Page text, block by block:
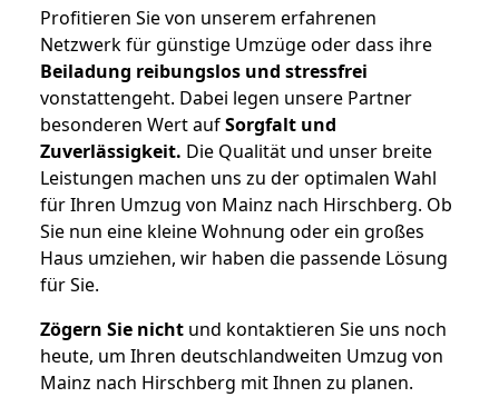
Profitieren Sie von unserem erfahrenen
Netzwerk für günstige Umzüge oder dass ihre
Beiladung reibungslos und stressfrei
vonstattengeht. Dabei legen unsere Partner
besonderen Wert aufSorgfalt und
Zuverlässigkeit. Die Qualität und unser breite
Leistungen machen uns zu der optimalen Wahl
für Ihren Umzug von Mainz nach Hirschberg. Ob
Sie nun eine kleine Wohnung oder ein großes
Haus umziehen, wir haben die passende Lösung
für Sie.
Zögern Sie nicht und kontaktieren Sie uns noch
heute, um Ihren deutschlandweiten Umzug von
Mainz nach Hirschberg mit Ihnen zu planen.